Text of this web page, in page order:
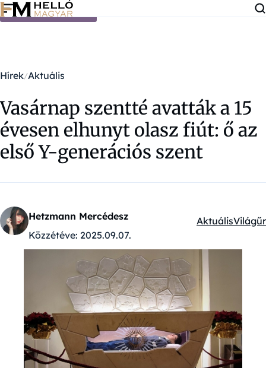
Ugrás a tartalomra
Hírek Aktuális
Vasárnap szentté avatták a 15
évesen elhunyt olasz fiút: ő az
első Y-generációs szent
Hetzmann Mercédesz
Közzétéve: 2025.09.07.
Kategóriák:
AktuálisVilágűr